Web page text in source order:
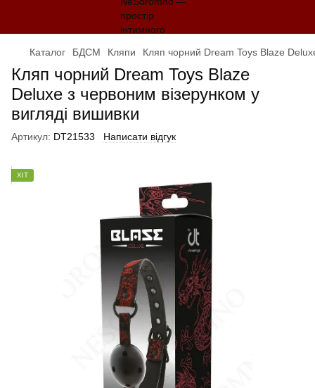
Каталог БДСМ Кляпи Кляп чорний Dream Toys Blaze
Кляп чорний Dream Toys Blaze
Deluxe з червоним візерунком у
вигляді вишивки
Артикул: DT21533 Написати відгук
ХІТ